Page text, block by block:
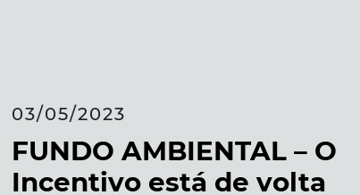
03/05/2023
FUNDO AMBIENTAL – O
Incentivo está de volta